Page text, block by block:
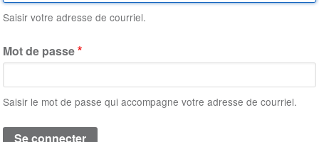
Saisir votre adresse de courriel.
Mot de passe
Saisir le mot de passe qui accompagne votre adresse de courriel.